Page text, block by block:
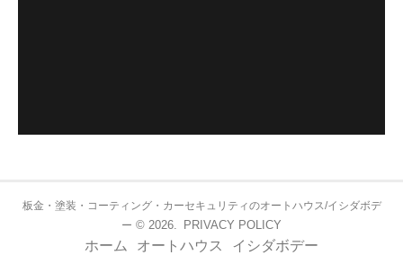
板金・塗装・コーティング・カーセキュリティのオートハウス/イシダボデ
ー © 2026. PRIVACY POLICY
ホーム オートハウス イシダボデー